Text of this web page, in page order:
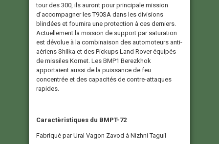
tour des 300, ils auront pour principale mission
d’accompagner les T90SA dans les divisions
blindées et fournira une protection à ces derniers.
Actuellement la mission de support par saturation
est dévolue à la combinaison des automoteurs anti-
aériens Shilka et des Pickups Land Rover équipés
de missiles Kornet. Les BMP1 Berezkhok
apportaient aussi de la puissance de feu
concentrée et des capacités de contre-attaques
rapides.
Caractèristiques du BMPT-72
Fabriqué par Ural Vagon Zavod à Nizhni Taguil